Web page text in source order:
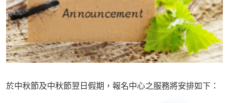
於中秋節及中秋節翌日假期，報名中心之服務將安排如下：